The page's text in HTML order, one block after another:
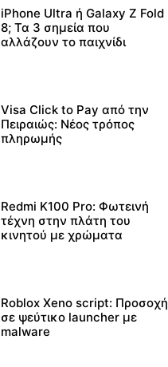
iPhone Ultra ή Galaxy Z Fold
8; Τα 3 σημεία που
αλλάζουν το παιχνίδι
Visa Click to Pay από την
Πειραιώς: Νέος τρόπος
πληρωμής
Redmi K100 Pro: Φωτεινή
τέχνη στην πλάτη του
κινητού με χρώματα
Roblox Xeno script: Προσοχή
σε ψεύτικο launcher με
malware